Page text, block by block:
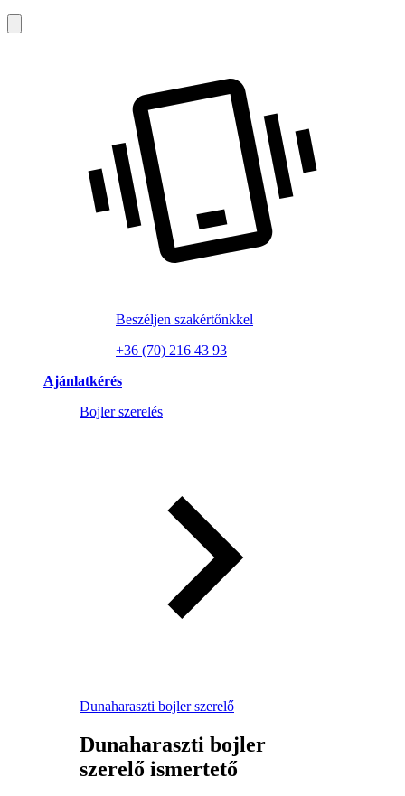
Beszéljen szakértőnkkel
+36 (70) 216 43 93
Ajánlatkérés
Bojler szerelés
Dunaharaszti bojler szerelő
Dunaharaszti bojler
szerelő ismertető